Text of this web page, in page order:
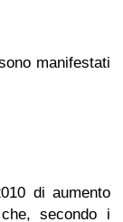
manifestati
di aumento
secondo i